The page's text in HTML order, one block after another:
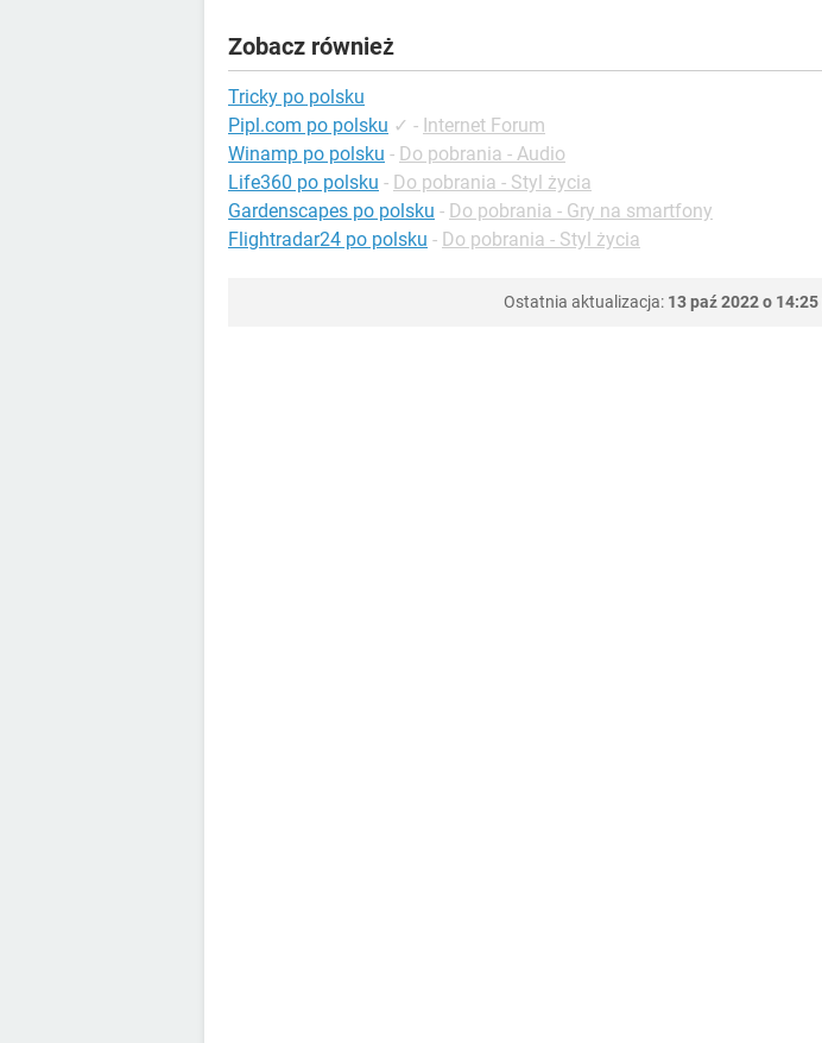
Zobacz również
Tricky po polsku
Pipl.com po polsku ✓ - Internet Forum
Winamp po polsku - Do pobrania - Audio
Life360 po polsku - Do pobrania - Styl życia
Gardenscapes po polsku - Do pobrania - Gry na smartfony
Flightradar24 po polsku - Do pobrania - Styl życia
Ostatnia aktualizacja: 13 paź 2022 o 14:25